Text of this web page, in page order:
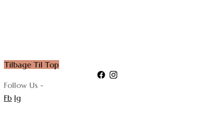
Tilbage Til Top
Follow Us -
Fb Ig